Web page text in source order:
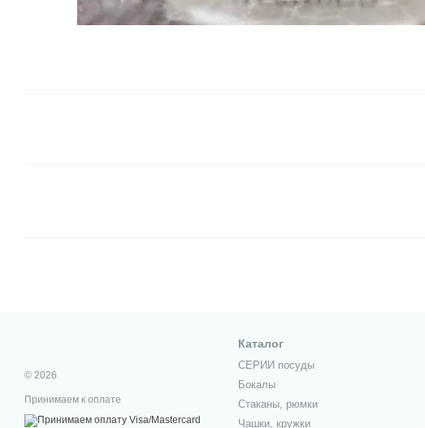
© 2026
Принимаем к оплате
Каталог
СЕРИИ посуды
Бокалы
Стаканы, рюмки
Чашки, кружки